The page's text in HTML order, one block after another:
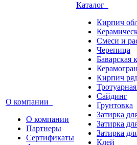
О компании
О компании
Партнеры
Сертификаты
Каталог
Кирпич
Смеси и
Черепица
Баварская
Кирпич
Сайдинг
Грунтовка
Затирка
Затирка
Затирка
Клей